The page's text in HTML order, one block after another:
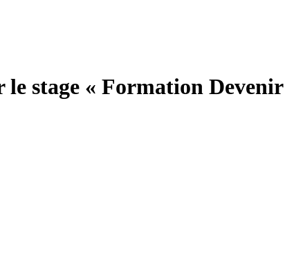
stage « Formation Devenir